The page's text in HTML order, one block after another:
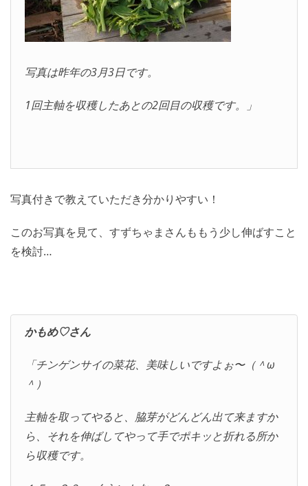
写真は昨年の3月3日です。
1回主軸を収穫したあとの2回目の収穫です。」
写真付きで教えていただき分かりやすい！
このお写真を見て、すずちゃまさんももう少し伸ばすこと
を検討…
かもめ♡さん
「チンゲンサイの菜花、美味しいですよぉ〜（＾ω
＾）
主軸を取ってやると、脇芽がどんどん出て来ますか
ら、それを伸ばしてやって手でポキッと折れる所か
ら収穫です。